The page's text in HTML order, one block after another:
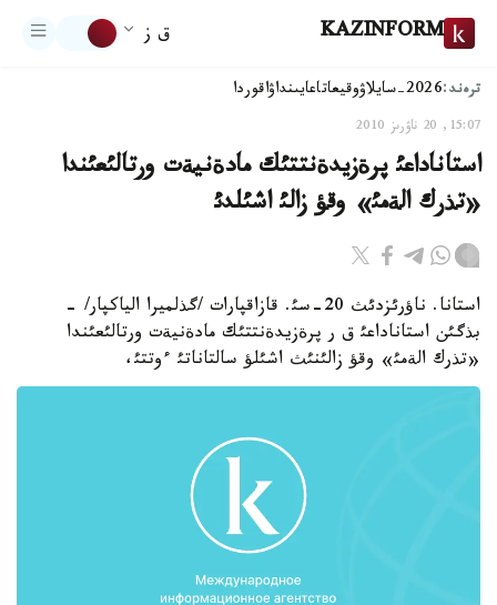
KAZINFORM ق ز
ترەند:2026-سايلاۋ وقيعاتاعايىنداۋاقوردا
15:07, 20 ناۋرىز 2010
استاناداعئ پرةزيدةنتتئك مادةنيةت ورتالئعئندا
«تذرك الةمئ» وقؤ زالئ اشئلدئ
استانا. ناؤرئزدئث 20-سئ. قازاقپارات /گذلميرا الياكپار/ -
بذگئن استاناداعئ ق ر پرةزيدةنتتئك مادةنيةت ورتالئعئندا
«تذرك الةمئ» وقؤ زالئنئث اشئلؤ سالتاناتئ ءوتتئ،